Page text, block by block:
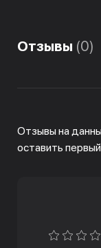
Отзывы (0)
Отзывы на
оставить